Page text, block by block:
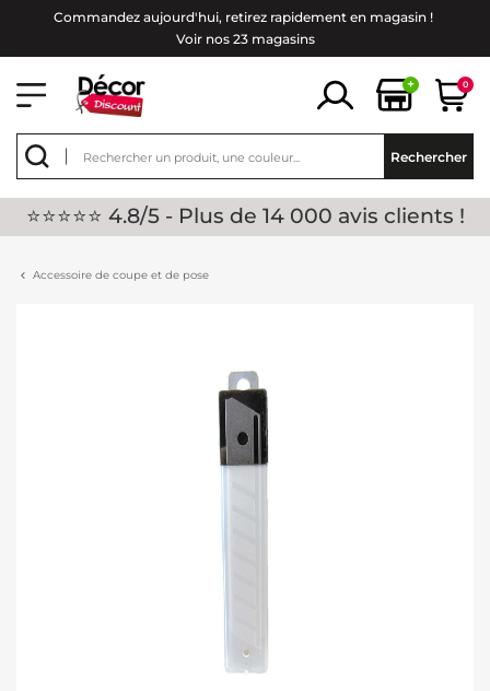
Commandez aujourd'hui, retirez rapidement en magasin !
Voir nos 23 magasins
+ 0
Rechercher
⭐⭐⭐⭐⭐ 4.8/5 - Plus de 14 000 avis clients !
Accessoire de coupe et de pose